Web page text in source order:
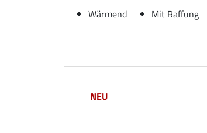
Wärmend Mit Raffung
NEU